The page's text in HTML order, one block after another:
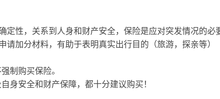
定性，关系到人身和财产安全，保险是应对突发情况的必
请加分材料，有助于表明真实出行目的（旅游，探亲等）
制购买保险。
身安全和财产保障，都十分建议购买！